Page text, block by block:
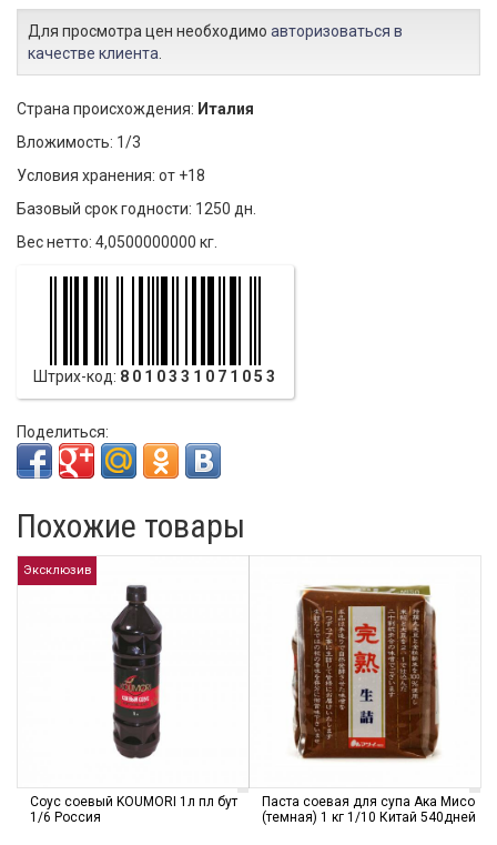
Для просмотра цен необходимо авторизоваться в
качестве клиента
Страна происхождения: Италия
Вложимость: 1/3
Условия хранения: от +18
Базовый срок годности: 1250 дн.
Вес нетто: 4,0500000000 кг.
Штрих-код: 8010331071053
Поделиться:
Похожие товары
Эксклюзив
Соус соевый KOUMORI 1л пл бут
1/6 Россия
Паста соевая для супа Ака Мисо
(темная) 1 кг 1/10 Китай 540дней